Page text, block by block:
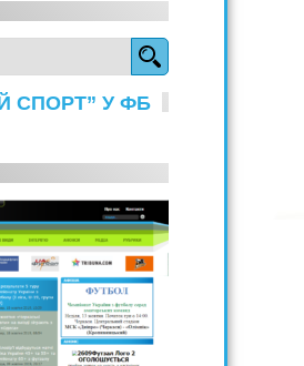
СПОРТ” У ФБ